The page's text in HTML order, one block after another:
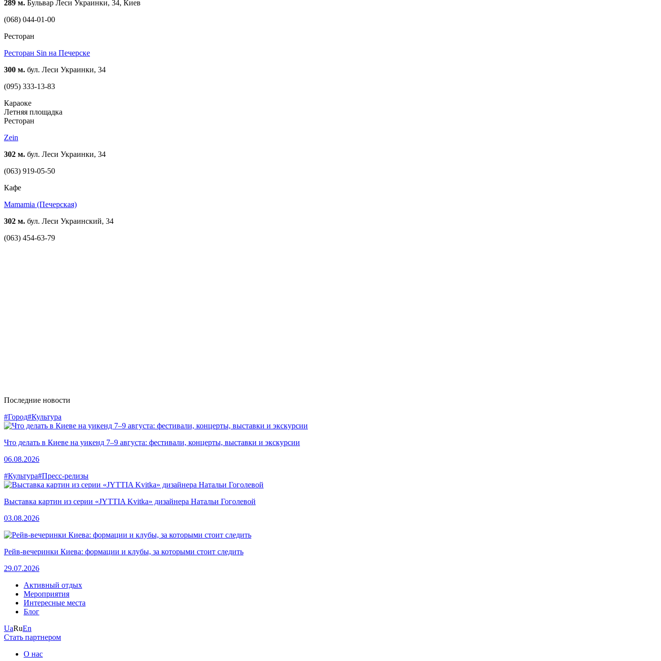
289 м. Бульвар Леси Украинки, 34, Киев
(068) 044-01-00
Ресторан
Ресторан Sin на Печерске
300 м. бул. Леси Украинки, 34
(095) 333-13-83
Караоке
Летняя площадка
Ресторан
Zein
302 м. бул. Леси Украинки, 34
(063) 919-05-50
Кафе
Mamamia (Печерская)
302 м. бул. Леси Украинский, 34
(063) 454-63-79
Последние новости
#Город#Культура
Что делать в Киеве на уикенд 7–9 августа: фестивали, концерты, выставки и экскурсии
06.08.2026
#Культура#Пресс-релизы
Выставка картин из серии «JYTTIA Kvitka» дизайнера Натальи Гоголевой
03.08.2026
Рейв-вечеринки Киева: формации и клубы, за которыми стоит следить
29.07.2026
Активный отдых
Мероприятия
Интересные места
Блог
UaRuEn
Стать партнером
О нас